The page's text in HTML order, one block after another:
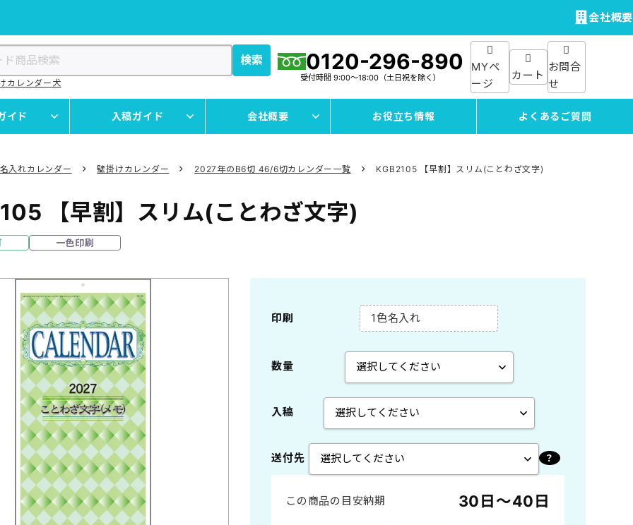
会社概要
検索
カレンダー 犬
MYペ
ージ
カート
お問合
せ
0120-296-890
受付時間 9:00～18:00（土日祝を除く）
イド 入稿ガイド 会社概要 お役立ち情報 よくあるご質問
名入れカレンダー 壁掛けカレンダー 2027年のB6切 46/6切カレンダー一覧 KGB2105 【早割】スリム(ことわざ文字)
【早割】スリム(ことわざ文字)
一色印刷
印刷 1色名入れ
数量
入稿
送付先
この商品の目安納期 30日～40日
製本 エコペーパーリング製本
ペーパースタンド
木製卓上
A2切 菊2
B4切 46/4切
世界遺産